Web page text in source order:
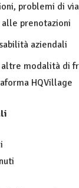
problemi di
prenotazioni
aziendali
modalità di
HQVillage